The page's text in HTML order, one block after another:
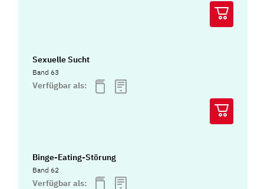
Sexuelle Sucht
Band 63
Verfügbar als:
Binge-Eating-Störung
Band 62
Verfügbar als: